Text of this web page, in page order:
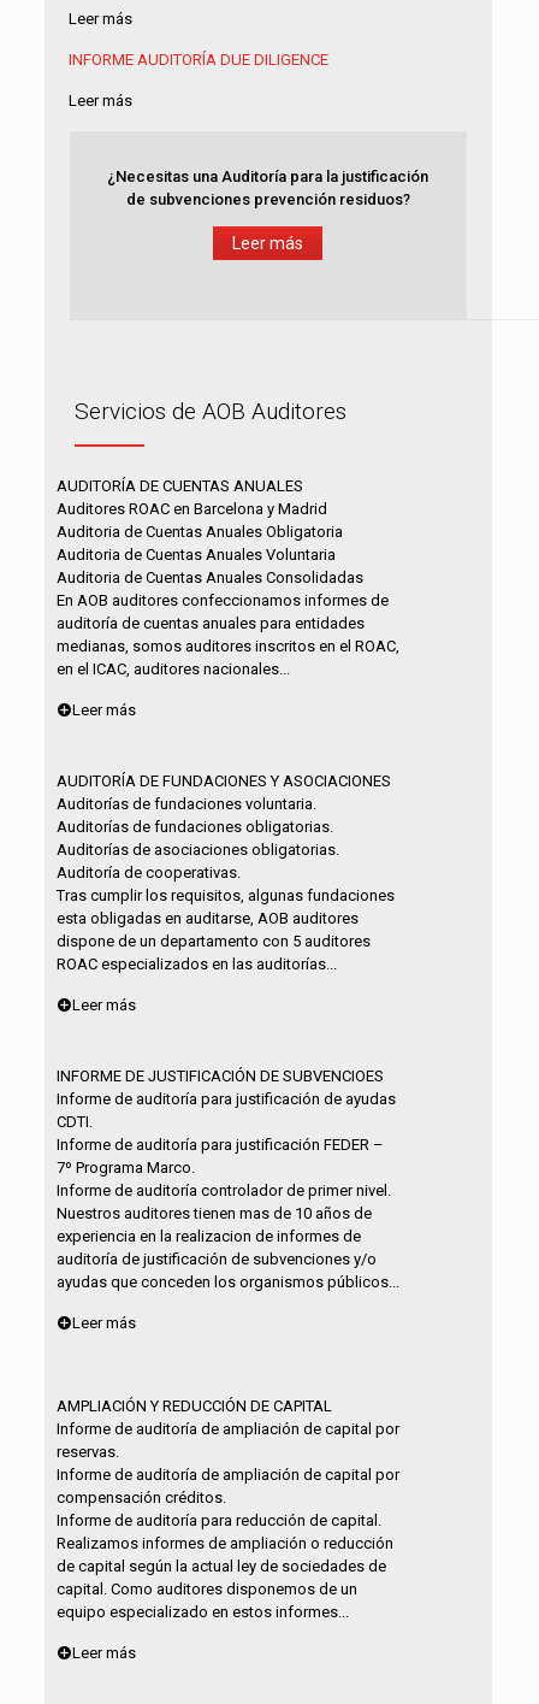
Leer más
INFORME AUDITORÍA DUE DILIGENCE
Leer más
¿Necesitas una Auditoría para la justificación
de subvenciones prevención residuos?
Leer más
Servicios de AOB Auditores
AUDITORÍA DE CUENTAS ANUALES
Auditores ROAC en Barcelona y Madrid
Auditoria de Cuentas Anuales Obligatoria
Auditoria de Cuentas Anuales Voluntaria
Auditoria de Cuentas Anuales Consolidadas
En AOB auditores confeccionamos informes de
auditoría de cuentas anuales para entidades
medianas, somos auditores inscritos en el ROAC,
en el ICAC, auditores nacionales...
Leer más
AUDITORÍA DE FUNDACIONES Y ASOCIACIONES
Auditorías de fundaciones voluntaria.
Auditorías de fundaciones obligatorias.
Auditorías de asociaciones obligatorias.
Auditoría de cooperativas.
Tras cumplir los requisitos, algunas fundaciones
esta obligadas en auditarse, AOB auditores
dispone de un departamento con 5 auditores
ROAC especializados en las auditorías...
Leer más
INFORME DE JUSTIFICACIÓN DE SUBVENCIOES
Informe de auditoría para justificación de ayudas
CDTI.
Informe de auditoría para justificación FEDER –
7º Programa Marco.
Informe de auditoría controlador de primer nivel.
Nuestros auditores tienen mas de 10 años de
experiencia en la realizacion de informes de
auditoría de justificación de subvenciones y/o
ayudas que conceden los organismos públicos...
Leer más
AMPLIACIÓN Y REDUCCIÓN DE CAPITAL
Informe de auditoría de ampliación de capital por
reservas.
Informe de auditoría de ampliación de capital por
compensación créditos.
Informe de auditoría para reducción de capital.
Realizamos informes de ampliación o reducción
de capital según la actual ley de sociedades de
capital. Como auditores disponemos de un
equipo especializado en estos informes...
Leer más